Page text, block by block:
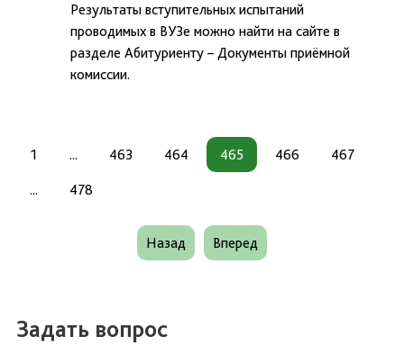
Результаты вступительных испытаний
проводимых в ВУЗе можно найти на сайте в
разделе Абитуриенту – Документы приёмной
комиссии.
1 ... 463 464 465 466 467
... 478
Назад Вперед
Задать вопрос